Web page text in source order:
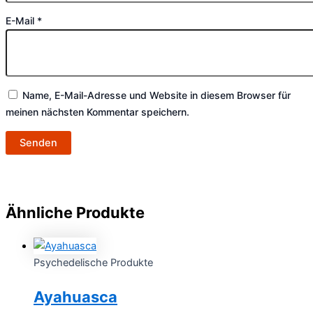
E-Mail *
Name, E-Mail-Adresse und Website in diesem Browser für
meinen nächsten Kommentar speichern.
Ähnliche Produkte
Psychedelische Produkte
Ayahuasca